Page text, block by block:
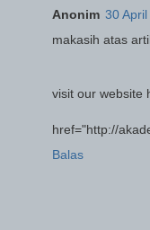
Anonim 30
makasih atas
visit our website
href="http://
Balas